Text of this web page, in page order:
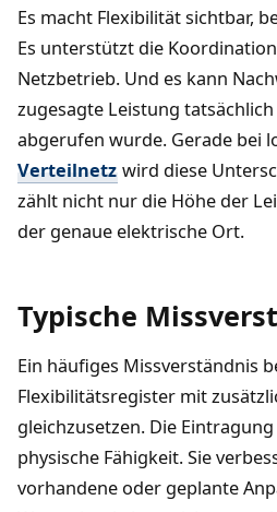
Es macht Flexibilität sichtbar,
Es unterstützt die
Netzbetrieb. Und es kann
zugesagte Leistung
abgerufen wurde. Gerade bei
Verteilnetz wird diese
zählt nicht nur die Höhe der
der genaue elektrische Ort.
Typische
Ein häufiges Missverständnis
Flexibilitätsregister mit
gleichzusetzen. Die
physische Fähigkeit. Sie
vorhandene oder geplante